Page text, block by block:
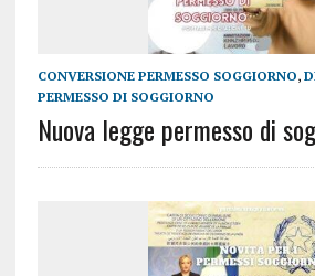
CONVERSIONE PERMESSO SOGGIORNO,
PERMESSO DI SOGGIORNO
Nuova legge permesso di